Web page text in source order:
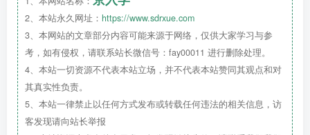
授牌仪式上，牛祥君强调，托育服务是民生保障体系的
重要组成部分，大兴区始终将“幼有善育”作为区域发展重点
任务。他肯定了区托育综合服务中心成立的重要意义，要求
两家建设单位紧密协作，依托慧爱星光托育中心与区妇幼保
健院的各自资源优势，整合医疗资源与教育优势，共同打造
“医、育、教”三位一体的区域性托育服务标杆。
2、本站永久网址： https://www.sdrxue.com
3、本网站的文章部分内容可能来源于网络，仅供大家学习与参
考，如有侵权，请联系站长微信号：fay00011 进行删除处理。
4、本站一切资源不代表本站立场，并不代表本站赞同其观点和对
其真实性负责。
5、本站一律禁止以任何方式发布或转载任何违法的相关信息，访
客发现请向站长举报